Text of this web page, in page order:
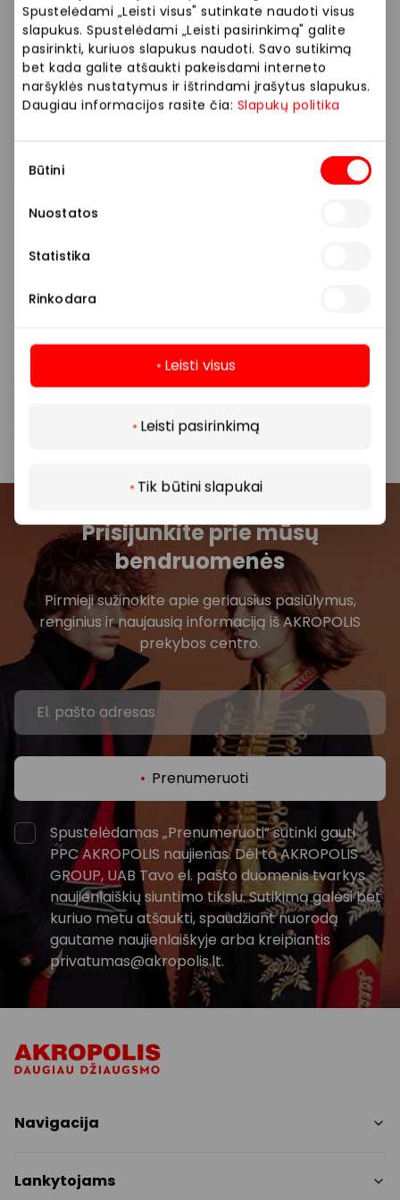
Spustelėdami „Leisti visus" sutinkate naudoti visus
slapukus. Spustelėdami „Leisti pasirinkimą" galite
pasirinkti, kuriuos slapukus naudoti. Savo sutikimą
bet kada galite atšaukti pakeisdami interneto
naršyklės nustatymus ir ištrindami įrašytus slapukus.
Daugiau informacijos rasite čia: Slapukų politika
pasirinkimas
Būtini
Nuostatos
Statistika
Rinkodara
Leisti visus
Leisti pasirinkimą
Tik būtini slapukai
naudoti naujausią Galaxy
Nemokamas televizorių ir buitinės technikos
pristatymas į namus.
Nemokamas garantinis plėvelių keitimas
sulenkiamiems telefonų modeliams
Apsilankykite „Samsung“ salone jau šiandien –
konsultaciją bei pasinaudokite ypatingais
„Samsung” salonas – ateikite išbandyti. Sužinokite.
Parduotuvės
Prisijunkite prie mūsų
bendruomenės
Pirmieji sužinokite apie geriausius pasiūlymus,
renginius ir naujausią informaciją iš AKROPOLIS
prekybos centro.
Prenumeruoti
Spustelėdamas „Prenumeruoti“ sutinki gauti
PPC AKROPOLIS naujienas. Dėl to AKROPOLIS
GROUP, UAB Tavo el. pašto duomenis tvarkys
naujienlaiškių siuntimo tikslu. Sutikimą galėsi bet
kuriuo metu atšaukti, spaudžiant nuorodą
gautame naujienlaiškyje arba kreipiantis
privatumas@akropolis.lt.
Daugiau
Navigacija
Paslaugos
Lankytojams